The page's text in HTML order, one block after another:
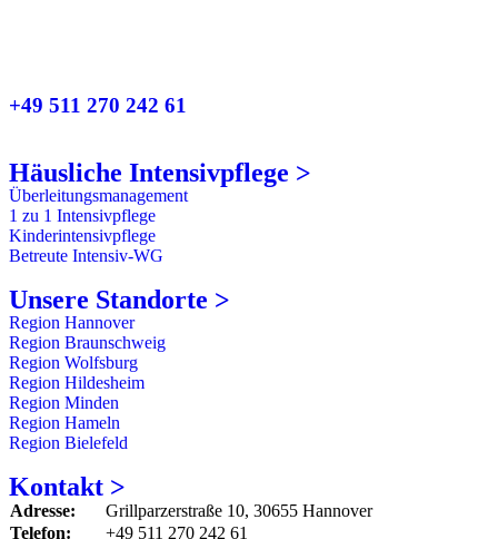
+49 511 270 242 61
Häusliche Intensivpflege >
Überleitungsmanagement
1 zu 1 Intensivpflege
Kinderintensivpflege
Betreute Intensiv-WG
Unsere Standorte >
Region Hannover
Region Braunschweig
Region Wolfsburg
Region Hildesheim
Region Minden
Region Hameln
Region Bielefeld
Kontakt >
Adresse:
Grillparzerstraße 10, 30655 Hannover
Telefon:
+49 511 270 242 61